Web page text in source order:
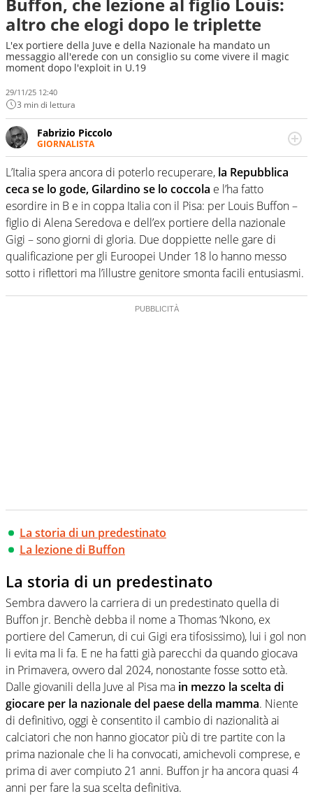
altro che elogi dopo le triplette
L'ex portiere della Juve e della Nazionale ha mandato un
messaggio all'erede con un consiglio su come vivere il magic
moment dopo l'exploit in U.19
29/11/25 12:40
3 min di lettura
Fabrizio Piccolo
GIORNALISTA
Nella sua carriera ha seguito numerose manifestazioni
sportive e collaborato con agenzie e testate. Esperienza,
competenza, conoscenza e memoria storica. Si occupa
prevalentemente di calcio
L’Italia spera ancora di poterlo recuperare, la Repubblica
ceca se lo gode, Gilardino se lo coccola e l’ha fatto
esordire in B e in coppa Italia con il Pisa: per Louis Buffon –
figlio di Alena Seredova e dell’ex portiere della nazionale
Gigi – sono giorni di gloria. Due doppiette nelle gare di
qualificazione per gli Euroopei Under 18 lo hanno messo
sotto i riflettori ma l’illustre genitore smonta facili entusiasmi.
La storia di un predestinato
La lezione di Buffon
La storia di un predestinato
Sembra davvero la carriera di un predestinato quella di
Buffon jr. Benchè debba il nome a Thomas ‘Nkono, ex
portiere del Camerun, di cui Gigi era tifosissimo), lui i gol non
li evita ma li fa. E ne ha fatti già parecchi da quando giocava
in Primavera, ovvero dal 2024, nonostante fosse sotto età.
Dalle giovanili della Juve al Pisa ma in mezzo la scelta di
giocare per la nazionale del paese della mamma. Niente
di definitivo, oggi è consentito il cambio di nazionalità ai
calciatori che non hanno giocator più di tre partite con la
prima nazionale che li ha convocati, amichevoli comprese, e
prima di aver compiuto 21 anni. Buffon jr ha ancora quasi 4
anni per fare la sua scelta definitiva.